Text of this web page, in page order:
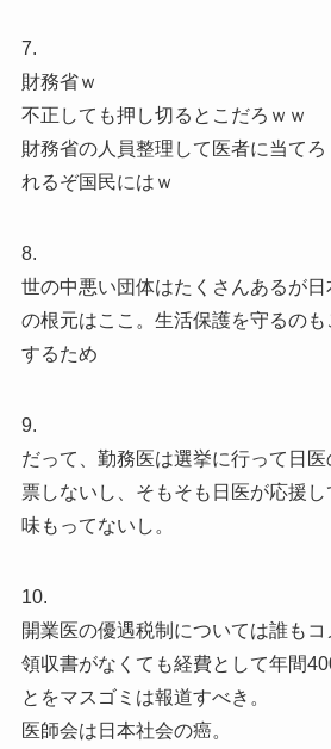
7.
財務省ｗ
不正しても押し切るとこだろｗｗ
財務省の人員整理して医者に当て
れるぞ国民にはｗ
8.
世の中悪い団体はたくさんあるが
の根元はここ。生活保護を守るの
するため
9.
だって、勤務医は選挙に行って日
票しないし、そもそも日医が応援
味もってないし。
10.
開業医の優遇税制については誰もコ
領収書がなくても経費として年間
とをマスゴミは報道すべき。
医師会は日本社会の癌。